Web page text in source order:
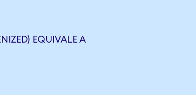
EQUIVALE A